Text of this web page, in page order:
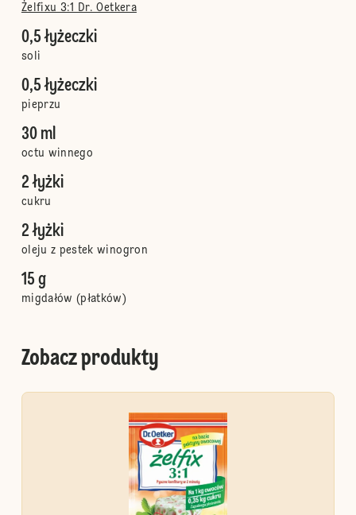
Żelfixu 3:1 Dr. Oetkera
0,5 łyżeczki
soli
0,5 łyżeczki
pieprzu
30 ml
octu winnego
2 łyżki
cukru
2 łyżki
oleju z pestek winogron
15 g
migdałów (płatków)
Zobacz produkty